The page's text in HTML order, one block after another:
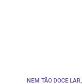
NEM TÃO DOCE LAR,